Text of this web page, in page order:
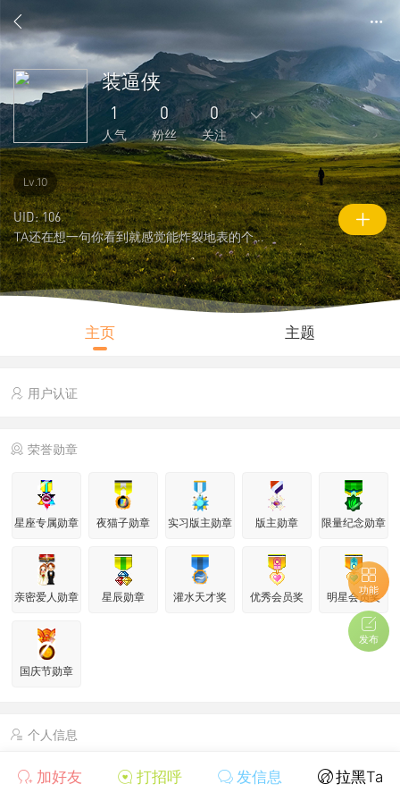
加好友 打招呼 发信息 拉黑Ta
装逼侠
1
人气
0
粉丝
0
关注
27
主题
46
回复
4
好友
0
粉丝
0
关注
0
说说
1
人气
848
积分
Lv.10
UID: 106
TA还在想一句你看到就感觉能炸裂地表的个性签名
主页 主题
用户认证
荣誉勋章
星座专属勋章 夜猫子勋章 实习版主勋章 版主勋章 限量纪念勋章
亲密爱人勋章 星辰勋章 灌水天才奖 优秀会员奖 明星会员奖
国庆节勋章
个人信息
管理组
功能
发布